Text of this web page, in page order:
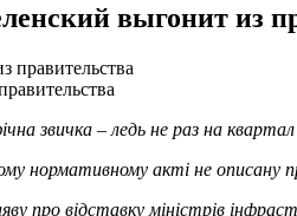
выгонит из
звичка – ледь не раз на квартал
нормативному акті не описану
про відставку міністрів